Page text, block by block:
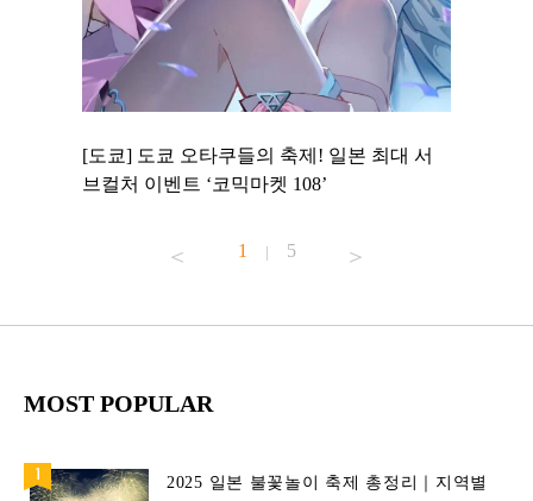
[도쿄] 도쿄 오타쿠들의 축제! 일본 최대 서
브컬처 이벤트 ‘코믹마켓 108’
1 | 5
MOST POPULAR
2025 일본 불꽃놀이 축제 총정리｜지역별